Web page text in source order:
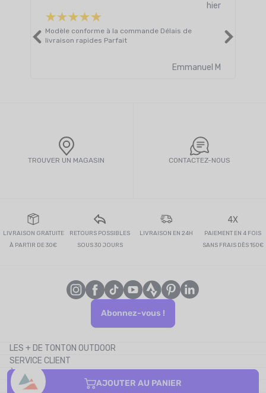
AJOUTER AU PANIER
hier
Modèle conforme à la commande Délais de
livraison rapides Parfait
Emmanuel M
TROUVER UN MAGASIN CONTACTEZ-NOUS
LIVRAISON GRATUITE
À PARTIR DE 30€
RETOURS POSSIBLES
SOUS 30 JOURS
LIVRAISON EN 24H
4X
PAIEMENT EN 4 FOIS
SANS FRAIS DÈS 150€
Abonnez-vous !
LES + DE TONTON OUTDOOR
Le blog
Le cashback
SERVICE CLIENT
À PROPOS
CONTACTEZ-NOUS